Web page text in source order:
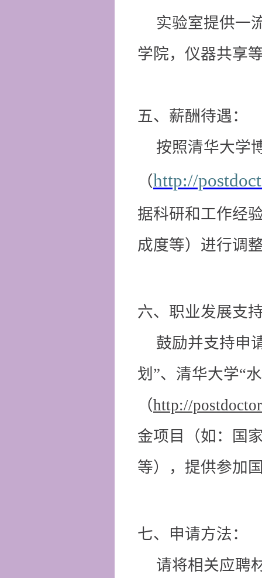
实验室提供一
学院，仪器共享
五、薪酬待遇：
按照清华大学
（http://
据科研和工作经
成度等）进行调
六、职业发展支
鼓励并支持申
划”、清华大学“
（http://
金项目（如：国
等），提供参加
七、申请方法：
请将相关应聘